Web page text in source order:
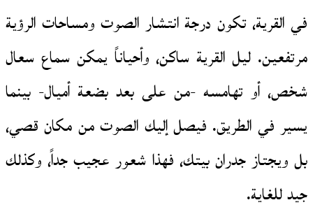
في القرية، تكون درجة انتشار الصوت ومساحات الرؤية
مرتفعين. ليل القرية ساكن، وأحياناً يمكن سماع سعال
شخص، أو تهامسه -من على بعد بضعة أميال- بينما
يسير في الطريق. فيصل إليك الصوت من مكان قصي،
بل ويجتاز جدران بيتك، فهذا شعور عجيب جداً، وكذلك
جيد للغاية.